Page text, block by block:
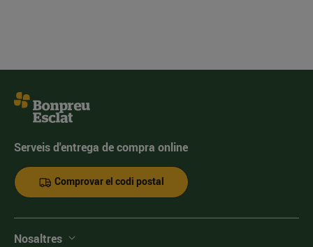
Serveis d'entrega de compra online
Comprovar el codi postal
Nosaltres